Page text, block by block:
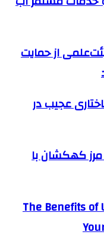
از حمایت
عجیب در
کهکشان با
The Benefits of